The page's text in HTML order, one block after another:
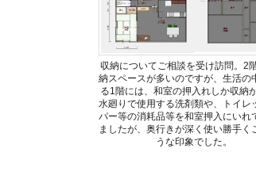
収納についてご相談を受け訪問。2
納スペースが多いのですが、生活の
る1階には、和室の押入れしか収納が
水廻りで使用する洗剤類や、トイレ
パー等の消耗品等を和室押入にいれ
ましたが、奥行きが深く使い勝手く
うな印象でした。